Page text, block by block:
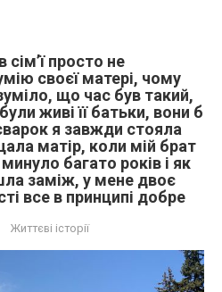
просто не
своєї матері, чому
що час був такий,
живі її батьки, вони б
я завжди стояла
матір, коли мій брат
багато років і як
заміж, у мене двоє
все в принципі добре
Життєві історії